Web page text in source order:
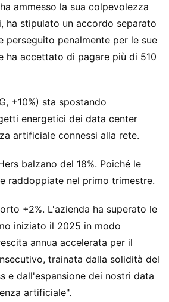
ammesso la sua colpevolezza
ha stipulato un accordo separato
perseguito penalmente per le sue
ha accettato di pagare più di 510
+10%) sta spostando
energetici dei data center
artificiale connessi alla rete.
balzano del 18%. Poiché le
raddoppiate nel primo trimestre.
+2%. L'azienda ha superato le
iniziato il 2025 in modo
annua accelerata per il
trainata dalla solidità del
e dall'espansione dei nostri data
artificiale".